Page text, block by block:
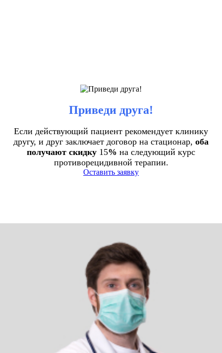
Приведи друга!
Если действующий пациент рекомендует клинику
другу, и друг заключает договор на стационар, оба
получают скидку 15% на следующий курс
противорецидивной терапии.
Оставить заявку